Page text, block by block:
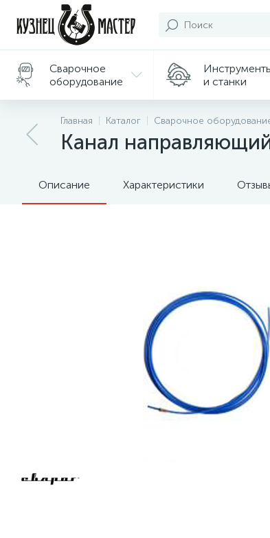
Сварочное
оборудование
и станки
Подарки/
Сувениры
Главная Каталог Сварочное
Канал
Описание Характеристики